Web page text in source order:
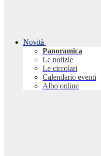
Novità
Panoramica
Le notizie
Le circolari
Calendario eventi
Albo online